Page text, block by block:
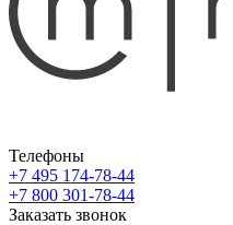
Телефоны
+7 495 174-78-44
+7 800 301-78-44
Заказать звонок